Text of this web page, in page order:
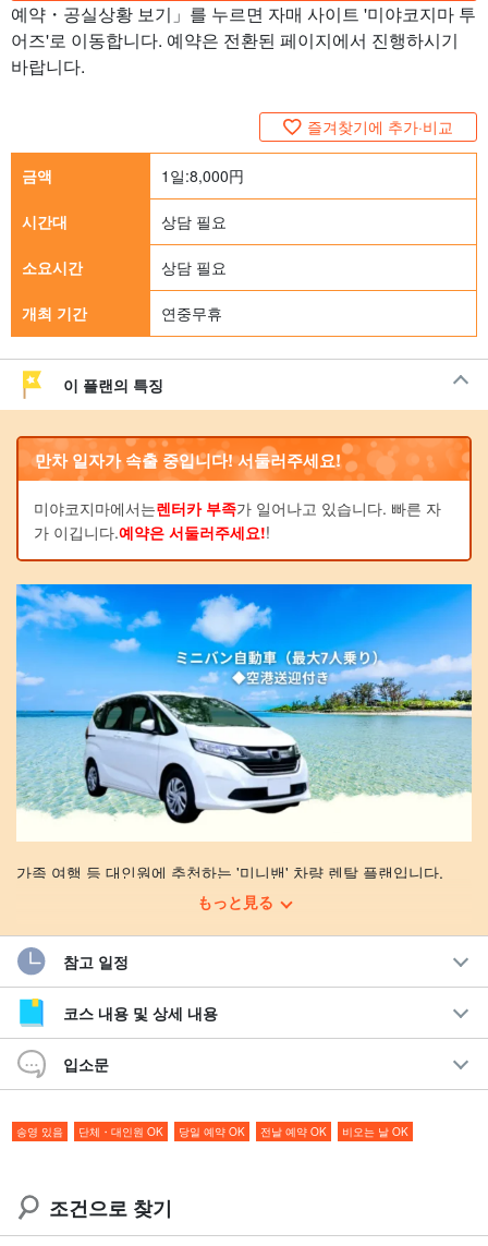
예약・공실상황 보기」를 누르면 자매 사이트 '미야코지마 투
어즈'로 이동합니다. 예약은 전환된 페이지에서 진행하시기
바랍니다.
즐겨찾기에 추가·비교
금액 1일:8,000円
시간대 상담 필요
소요시간 상담 필요
개최 기간 연중무휴
이 플랜의 특징
만차 일자가 속출 중입니다! 서둘러주세요!
미야코지마에서는렌터카 부족가 일어나고 있습니다. 빠른 자
가 이깁니다.예약은 서둘러주세요!!
가족 여행 등 대인원에 추천하는 '미니밴' 차량 렌탈 플랜입니다.
미야코 공항 송영 포함
내비게이션 포함
안심 보상 옵션 가능
시가 소켓, USB 연결 단자 포함
충전선 등은 고객님께서 직접 준비하셔야 합니다.
카시트 대여 가능(1000엔/회)
카시트 대여 가능(1000엔/회)
습니다.
もっと見る
참고 일정
코스 내용 및 상세 내용
입소문
송영 있음 단체・대인원 OK 당일 예약 OK 전날 예약 OK 비오는 날 OK
조건으로 찾기